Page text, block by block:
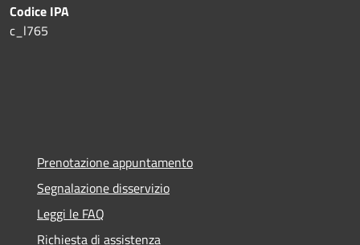
Codice IPA
c_l765
Prenotazione appuntamento
Segnalazione disservizio
Leggi le FAQ
Richiesta di assistenza